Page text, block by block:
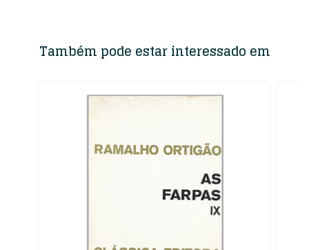
Também pode estar interessado em